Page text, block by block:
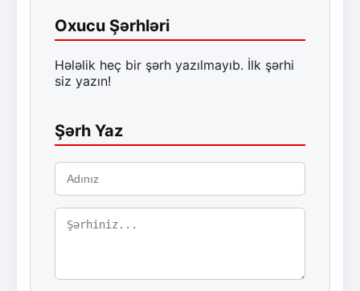
Oxucu Şərhləri
Hələlik heç bir şərh yazılmayıb. İlk şərhi
siz yazın!
Şərh Yaz